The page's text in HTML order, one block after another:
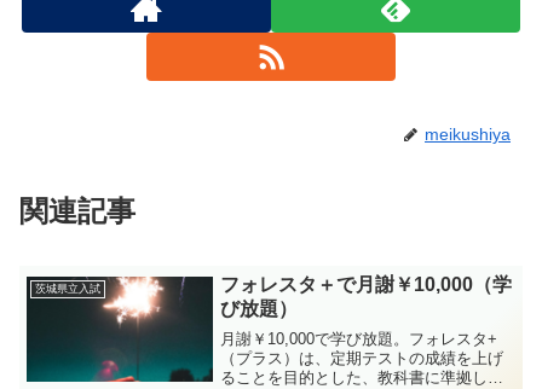
meikushiya
関連記事
茨城県立入試
フォレスタ＋で月謝￥10,000（学
び放題）
月謝￥10,000で学び放題。フォレスタ+
（プラス）は、定期テストの成績を上げ
ることを目的とした、教科書に準拠した